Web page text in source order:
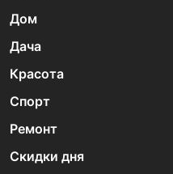
Дом
Дача
Красота
Спорт
Ремонт
Скидки дня